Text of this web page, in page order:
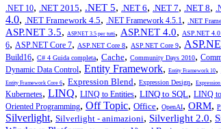
.NET 10, .NET 2015, .NET 5, .NET 6, .NET 7, .NET 8,
4.0, .NET Framework 4.5, .NET Framework 4.5.1 , .NET
ASP.NET 3.5, ASP.NET 3.5 per tutti, ASP.NET 4.0, ASP.NET
6, ASP.NET Core 7, ASP.NET Core 8, ASP.NET Core 9,
Build16, C# 4 Guida completa, Cache, Community Days 2010,
Dynamic Data Control, Entity Framework, Entity Framework 10,
Entity Framework Core 6, Expression Blend, Expression Design,
Kubernetes, LINQ, LINQ to Entities, LINQ to SQL, LINQ
Oriented Programming, Off Topic, Office, OpenAI, ORM,
Silverlight, Silverlight - animazioni, Silverlight 2.0,